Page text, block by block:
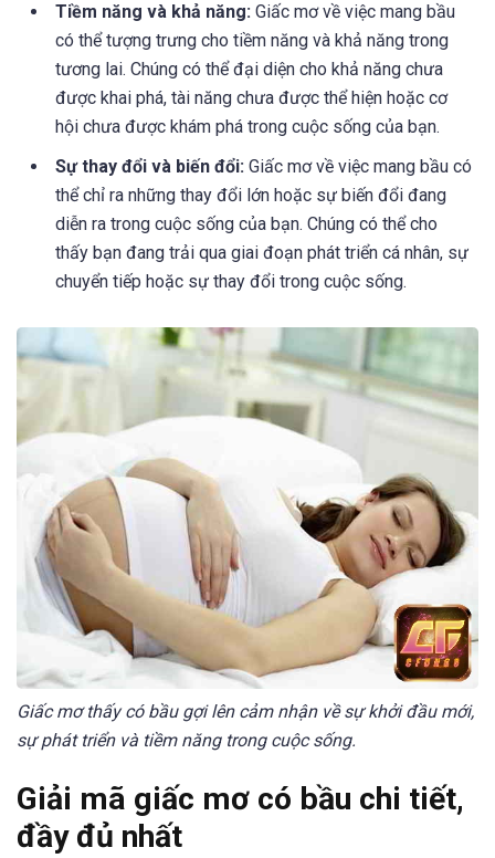
Tiềm năng và khả năng: Giấc mơ về việc mang bầu
có thể tượng trưng cho tiềm năng và khả năng trong
tương lai. Chúng có thể đại diện cho khả năng chưa
được khai phá, tài năng chưa được thể hiện hoặc cơ
hội chưa được khám phá trong cuộc sống của bạn.
Sự thay đổi và biến đổi: Giấc mơ về việc mang bầu có
thể chỉ ra những thay đổi lớn hoặc sự biến đổi đang
diễn ra trong cuộc sống của bạn. Chúng có thể cho
thấy bạn đang trải qua giai đoạn phát triển cá nhân, sự
chuyển tiếp hoặc sự thay đổi trong cuộc sống.
Giấc mơ thấy có bầu gợi lên cảm nhận về sự khởi đầu mới,
sự phát triển và tiềm năng trong cuộc sống.
Giải mã giấc mơ có bầu chi tiết,
đầy đủ nhất